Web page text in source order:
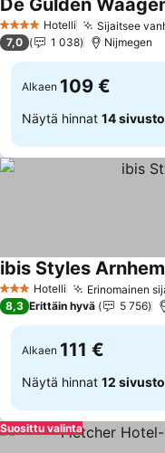
4 Tähtiluokitus
Hotelli Sijaitsee
De Gulden
7,0 1 038 Nijmegen
Alkaen 109 €
Näytä hinnat 14
3 Tähtiluokitus
Hotelli Erinomainen
ibis Styles
8,3 Erittäin hyvä 5 756
Alkaen 111 €
Näytä hinnat 12
Suosittu valinta